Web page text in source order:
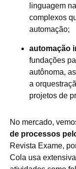
linguagem
complexos
automação;
automação
fundações
autônoma,
a
projetos de
No mercado,
de processos
Revista Exame,
Cola usa